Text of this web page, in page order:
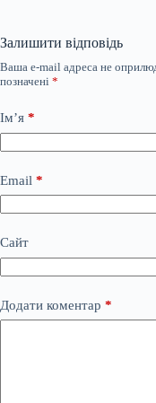
Залишити відповідь
Ваша e-mail адреса не
позначені *
Ім’я *
Email *
Сайт
Додати коментар *